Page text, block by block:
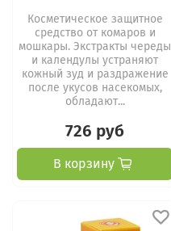
Косметическое защитное
средство от комаров и
мошкары. Экстракты череды
и календулы устраняют
кожный зуд и раздражение
после укусов насекомых,
обладают...
726 руб
В корзину